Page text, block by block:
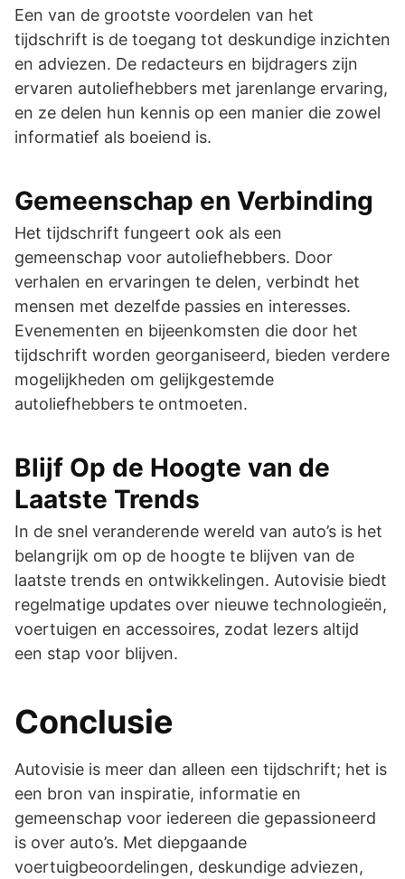
Een van de grootste voordelen van het
tijdschrift is de toegang tot deskundige inzichten
en adviezen. De redacteurs en bijdragers zijn
ervaren autoliefhebbers met jarenlange ervaring,
en ze delen hun kennis op een manier die zowel
informatief als boeiend is.
Gemeenschap en Verbinding
Het tijdschrift fungeert ook als een
gemeenschap voor autoliefhebbers. Door
verhalen en ervaringen te delen, verbindt het
mensen met dezelfde passies en interesses.
Evenementen en bijeenkomsten die door het
tijdschrift worden georganiseerd, bieden verdere
mogelijkheden om gelijkgestemde
autoliefhebbers te ontmoeten.
Blijf Op de Hoogte van de
Laatste Trends
In de snel veranderende wereld van auto’s is het
belangrijk om op de hoogte te blijven van de
laatste trends en ontwikkelingen. Autovisie biedt
regelmatige updates over nieuwe technologieën,
voertuigen en accessoires, zodat lezers altijd
een stap voor blijven.
Conclusie
Autovisie is meer dan alleen een tijdschrift; het is
een bron van inspiratie, informatie en
gemeenschap voor iedereen die gepassioneerd
is over auto’s. Met diepgaande
voertuigbeoordelingen, deskundige adviezen,